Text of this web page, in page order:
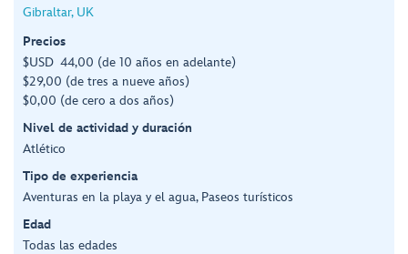
Gibraltar, UK
Precios
$USD 44,00 (de 10 años en adelante)
$29,00 (de tres a nueve años)
$0,00 (de cero a dos años)
Nivel de actividad y duración
Atlético
Tipo de experiencia
Aventuras en la playa y el agua, Paseos turísticos
Edad
Todas las edades